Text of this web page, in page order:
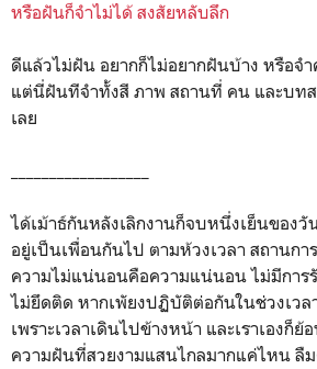
หรือฝันก็จำไม่ได้ สงสัยหลับลึก
ดีแล้วไม่ฝัน อยากก็ไม่อยากฝันบ้าง หรือจ
แต่นี่ฝันทีจำทั้งสี ภาพ สถานที่ คน และบท
เลย
ได้เม้าธ์กันหลังเลิกงานก็จบหนึ่งเย็นของวั
อยู่เป็นเพื่อนกันไป ตามห้วงเวลา สถานก
ความไม่แน่นอนคือความแน่นอน ไม่มีการ
ไม่ยึดติด หากเพัยงปฏิบัติต่อกันในช่วงเว
เพราะเวลาเดินไปข้างหน้า และเราเองก็ย้
ความฝันที่สวยงามแสนไกลมากแค่ไหน ลื